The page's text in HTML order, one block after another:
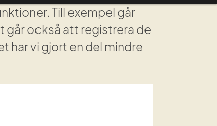
Till exempel går
också att registrera de
har vi gjort en del mindre